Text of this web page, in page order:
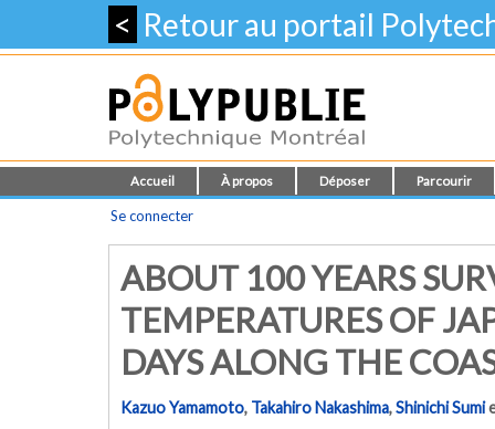
< Retour au portail
Accueil À propos Déposer Parcourir
Se connecter
ABOUT 100 YEARS
TEMPERATURES OF
DAYS ALONG THE
Kazuo Yamamoto, Takahiro Nakashima,Shinichi Sumi